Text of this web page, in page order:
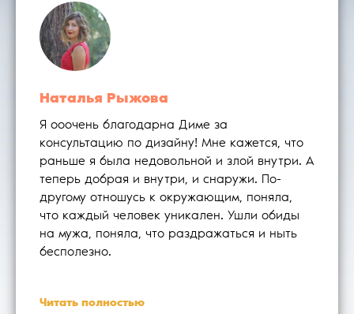
Наталья Рыжова
Я ооочень благодарна Диме за
консультацию по дизайну! Мне кажется, что
раньше я была недовольной и злой внутри. А
теперь добрая и внутри, и снаружи. По-
другому отношусь к окружающим, поняла,
что каждый человек уникален. Ушли обиды
на мужа, поняла, что раздражаться и ныть
бесполезно.
Читать полностью